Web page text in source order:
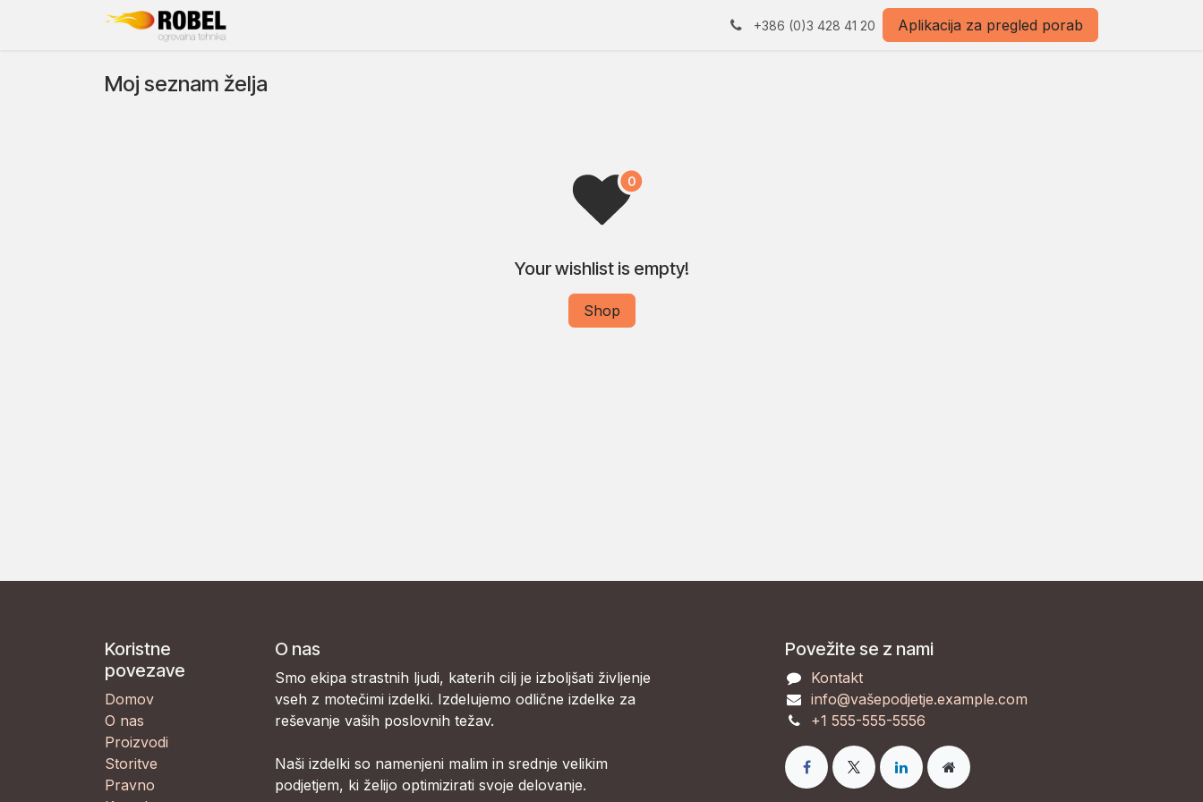
+386 (0)3 428 41 20 Aplikacija za pregled porab
Moj seznam želja
Your wishlist is empty!
Shop
Koristne
povezave
Domov
O nas
Proizvodi
Storitve
Pravno
O nas
Smo ekipa strastnih ljudi, katerih cilj je izboljšati življenje
vseh z motečimi izdelki. Izdelujemo odlične izdelke za
reševanje vaših poslovnih težav.
Naši izdelki so namenjeni malim in srednje velikim
podjetjem, ki želijo optimizirati svoje delovanje.
Povežite se z nami
Kontakt
info@vašepodjetje.example.com
+1 555-555-5556